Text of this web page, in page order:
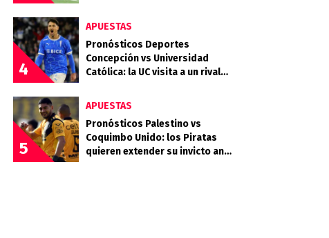
4
APUESTAS
Pronósticos Deportes
Concepción vs Universidad
Católica: la UC visita a un rival
5
APUESTAS
Pronósticos Palestino vs
Coquimbo Unido: los Piratas
quieren extender su invicto ante